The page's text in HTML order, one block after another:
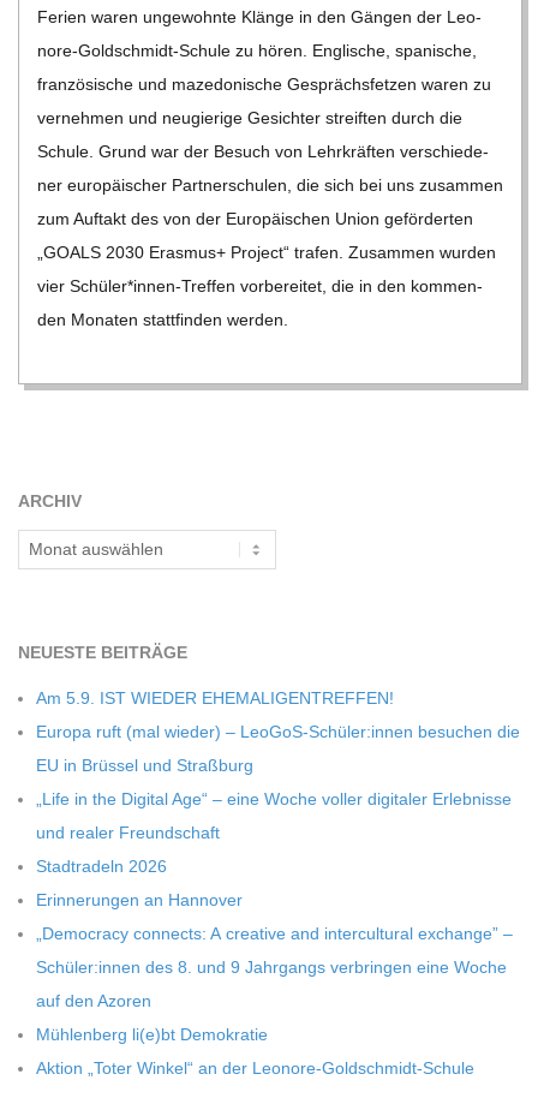
Ferien waren unge­wohnte Klänge in den Gän­gen der Leo­­
nore-Gol­d­­schmidt-Schule zu hören. Eng­li­sche, spa­ni­sche,
fran­zö­si­sche und maze­do­ni­sche Gesprächs­fet­zen waren zu
ver­neh­men und neu­gie­rige Gesich­ter streif­ten durch die
Schule. Grund war der Besuch von Lehr­kräf­ten ver­schie­de­
ner euro­päi­scher Part­ner­schu­len, die sich bei uns zusam­men
zum Auf­takt des von der Euro­päi­schen Union geför­der­ten
„GOALS 2030 Eras­mus+ Pro­ject“ tra­fen. Zusam­men wur­den
vier Schüler*innen-Treffen vor­be­rei­tet, die in den kom­men­
den Mona­ten statt­fin­den wer­den.
ARCHIV
Archiv
NEU­ESTE BEITRÄGE
Am 5.9. IST WIEDER EHEMALIGENTREFFEN!
Europa ruft (mal wie­der) – LeoGoS-Schüler:innen besu­chen die
EU in Brüs­sel und Straßburg
„Life in the Digi­tal Age“ – eine Woche vol­ler digi­ta­ler Erleb­nisse
und rea­ler Freundschaft
Stadt­ra­deln 2026
Erin­ne­run­gen an Hannover
„Demo­cracy con­nects: A crea­tive and inter­cul­tu­ral exch­ange” –
Schüler:innen des 8. und 9 Jahr­gangs ver­brin­gen eine Woche
auf den Azoren
Müh­len­berg li(e)bt Demokratie
Aktion „Toter Win­kel“ an der Leonore-Goldschmidt-Schule